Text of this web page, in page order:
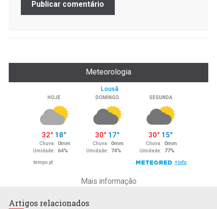
Meteorologia
Mais informação
Artigos relacionados